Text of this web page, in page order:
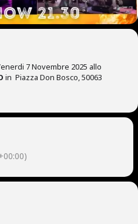
7 Novembre 2025 allo
in Piazza Don Bosco, 50063